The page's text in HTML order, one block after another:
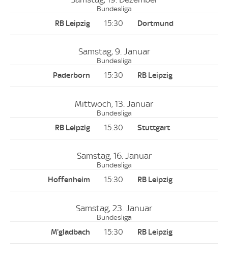
Bundesliga
15:30
Samstag, 9. Januar
Bundesliga
15:30
Mittwoch, 13. Januar
Bundesliga
15:30
Samstag, 16. Januar
Bundesliga
15:30
Samstag, 23. Januar
Bundesliga
15:30